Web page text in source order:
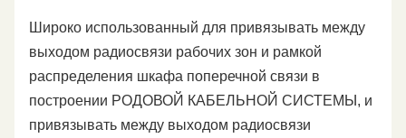
Широко использованный для привязывать между
выходом радиосвязи рабочих зон и рамкой
распределения шкафа поперечной связи в
построении РОДОВОЙ КАБЕЛЬНОЙ СИСТЕМЫ, и
привязывать между выходом радиосвязи